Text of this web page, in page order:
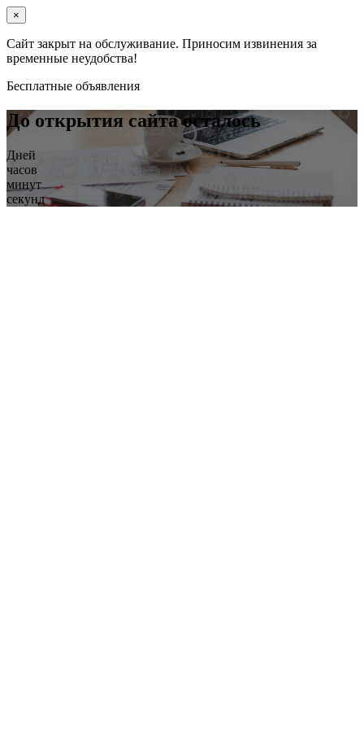
×
Сайт закрыт на обслуживание. Приносим извинения за
временные неудобства!
Бесплатные объявления
До открытия сайта осталось
Дней
часов
минут
секунд